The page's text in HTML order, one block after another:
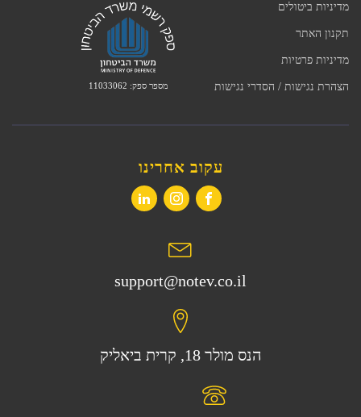
מדיניות ביטולים
תקנון האתר
מדיניות פרטיות
הצהרת נגישות / הסדרי נגישות מספר ספק: 11033062
עקוב אחרינו
support@notev.co.il
הנס מולר 18, קרית ביאליק